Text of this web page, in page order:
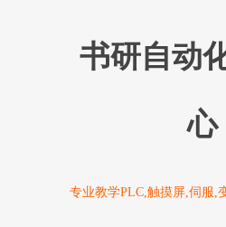
书研自动
心
专业教学PLC,触摸屏,伺服,